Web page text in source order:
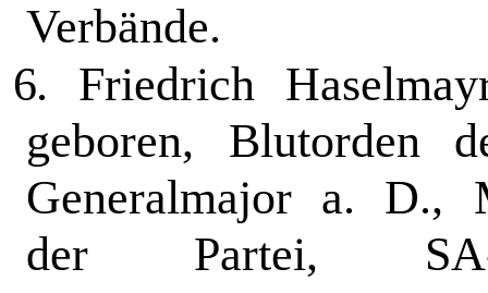
Verbände.
6. Friedrich
geboren, Blut­orden
Generalmajor a. D.,
der Partei, SA-